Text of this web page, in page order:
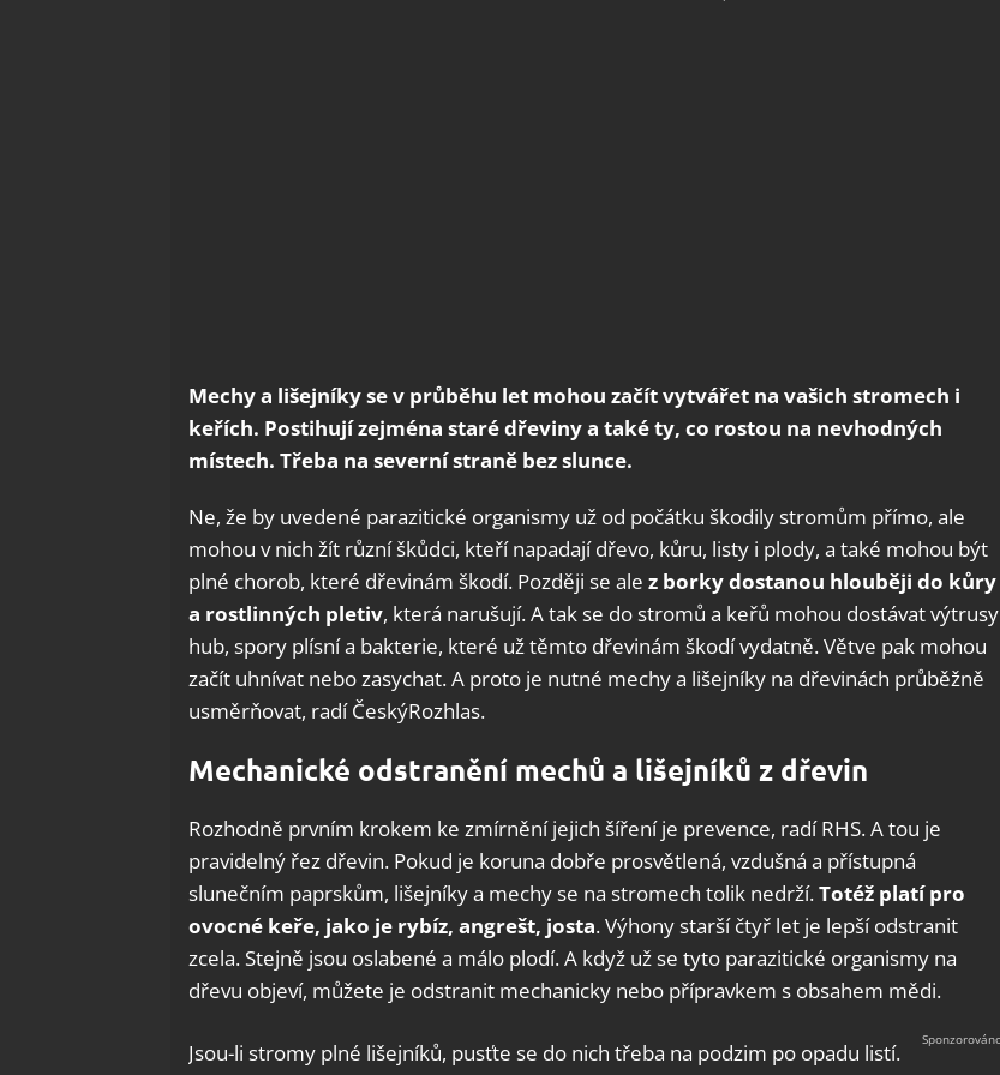
Mechy a lišejníky se v průběhu let mohou začít vytvářet na vašich stromech i
keřích. Postihují zejména staré dřeviny a také ty, co rostou na nevhodných
místech. Třeba na severní straně bez slunce.
Ne, že by uvedené parazitické organismy už od počátku škodily stromům přímo, ale
mohou v nich žít různí škůdci, kteří napadají dřevo, kůru, listy i plody, a také mohou být
plné chorob, které dřevinám škodí. Později se ale z borky dostanou hlouběji do kůry
a rostlinných pletiv, která narušují. A tak se do stromů a keřů mohou dostávat výtrusy
hub, spory plísní a bakterie, které už těmto dřevinám škodí vydatně. Větve pak mohou
začít uhnívat nebo zasychat. A proto je nutné mechy a lišejníky na dřevinách průběžně
usměrňovat, radí ČeskýRozhlas.
Mechanické odstranění mechů a lišejníků z dřevin
Rozhodně prvním krokem ke zmírnění jejich šíření je prevence, radí RHS. A tou je
pravidelný řez dřevin. Pokud je koruna dobře prosvětlená, vzdušná a přístupná
slunečním paprskům, lišejníky a mechy se na stromech tolik nedrží.Totéž platí pro
ovocné keře, jako je rybíz, angrešt, josta. Výhony starší čtyř let je lepší odstranit
zcela. Stejně jsou oslabené a málo plodí. A když už se tyto parazitické organismy na
dřevu objeví, můžete je odstranit mechanicky nebo přípravkem s obsahem mědi.
Jsou-li stromy plné lišejníků, pusťte se do nich třeba na podzim po opadu listí.